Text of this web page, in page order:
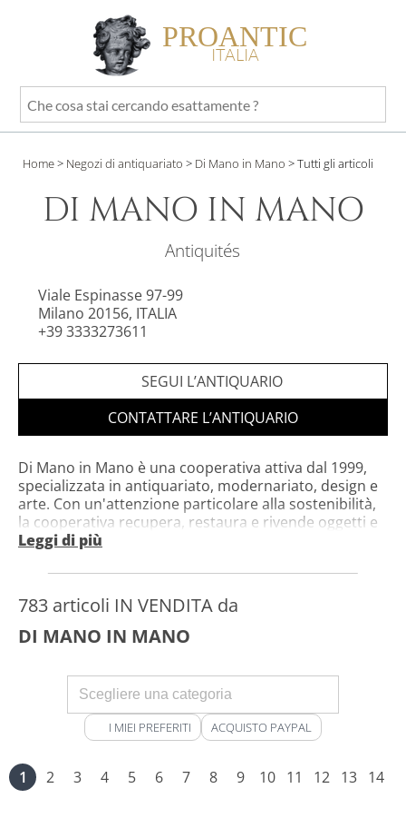
PROANTIC
ITALIA
Che
cosa
cercando
Home> Negozi di antiquariato > Di Mano in Mano >Tutti gli articoli
DI MANO IN MANO
Antiquités
Viale Espinasse 97-99
Milano 20156, ITALIA
+39 3333273611
SEGUI L’ANTIQUARIO
CONTATTARE L’ANTIQUARIO
Di Mano in Mano è una cooperativa attiva dal 1999,
specializzata in antiquariato, modernariato, design e
arte. Con un'attenzione particolare alla sostenibilità,
la cooperativa recupera, restaura e rivende oggetti e
mobili, offrendo soluzioni uniche per l'arredamento e
Mano in Mano promuove il riuso e il rispetto per
l'ambiente, unendo tradizione e modernità in ogni
proposta.
Leggi di più
783 articoli IN VENDITA da
DI MANO IN MANO
I MIEI PREFERITI ACQUISTO PAYPAL
1 2 3 4 5 6 7 8 9 10 11 12 13 14